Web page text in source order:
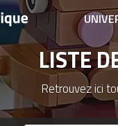
LISTE
Retrouvez ici